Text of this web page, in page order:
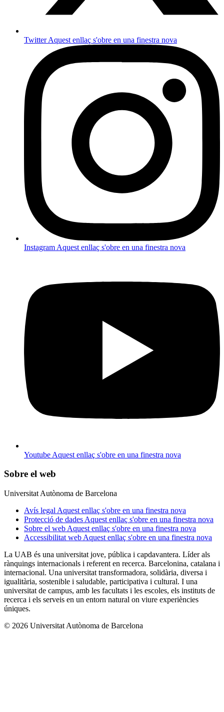
TwitterAquest enllaç s'obre en una finestra nova
Instagram Aquest enllaç s'obre en una finestra nova
Youtube Aquest enllaç s'obre en una finestra nova
Sobre el web
Universitat Autònoma de Barcelona
Avís legal Aquest enllaç s'obre en una finestra nova
Protecció de dades Aquest enllaç s'obre en una finestra nova
Sobre el web Aquest enllaç s'obre en una finestra nova
Accessibilitat web Aquest enllaç s'obre en una finestra nova
La UAB és una universitat jove, pública i capdavantera. Líder als
rànquings internacionals i referent en recerca. Barcelonina, catalana i
internacional. Una universitat transformadora, solidària, diversa i
igualitària, sostenible i saludable, participativa i cultural. I una
universitat de campus, amb les facultats i les escoles, els instituts de
recerca i els serveis en un entorn natural on viure experiències
úniques.
© 2026 Universitat Autònoma de Barcelona